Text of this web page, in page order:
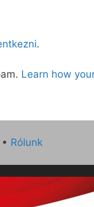
.
Learn how
• Rólunk